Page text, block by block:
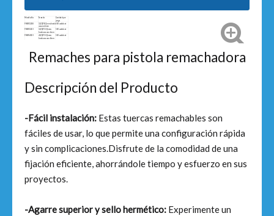
Modelo.No Tamaño Cantidad por
juego
FHBR3208
3,2(D)*8(L)mm, fondo
oscuro=6mm
500 unids/set
FHBR3210
3,2(D)*10(L)mm,
fondo oscuro=6mm
FHBR4010
4,0(D)*10(L)mm,
fondo oscuro=8mm
500 unids/set
FHBR4816
fondo oscuro=9,5mm
Remaches para pistola remachadora
Descripción del Producto
-Fácil instalación: Estas tuercas remachables son
fáciles de usar, lo que permite una configuración rápida
y sin complicaciones.Disfrute de la comodidad de una
fijación eficiente, ahorrándole tiempo y esfuerzo en sus
proyectos.
-Agarre superior y sello hermético: Experimente un